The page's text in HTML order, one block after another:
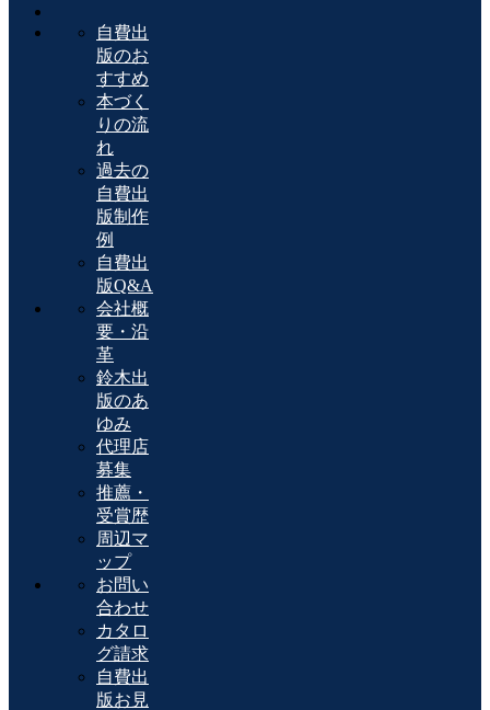
自費出
版のお
すすめ
本づく
りの流
れ
過去の
自費出
版制作
例
自費出
版Q&A
会社概
要・沿
革
鈴木出
版のあ
ゆみ
代理店
募集
推薦・
受賞歴
周辺マ
ップ
お問い
合わせ
カタロ
グ請求
自費出
版お見